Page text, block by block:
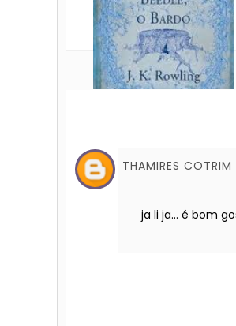
THAMIRES COTRIM
ja li ja... é bom